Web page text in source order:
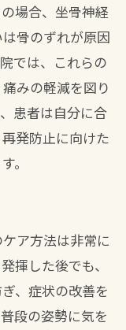
場合、坐骨神経
骨のずれが原因
では、これらの
みの軽減を図り
患者は自分に合
発防止に向けた
。
ア方法は非常に
揮した後でも、
、症状の改善を
段の姿勢に気を